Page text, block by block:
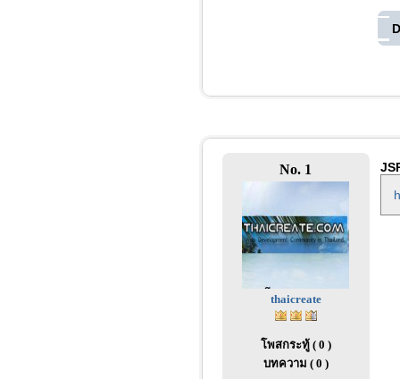
No. 1
thaicreate
โพสกระทู้ ( 0 )
บทความ ( 0 )